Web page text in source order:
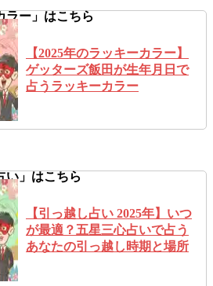
ラー」はこちら
【2025年のラッキーカラー】
ゲッターズ飯田が生年月日で
占うラッキーカラー
い」はこちら
【引っ越し占い 2025年】いつ
が最適？五星三心占いで占う
あなたの引っ越し時期と場所